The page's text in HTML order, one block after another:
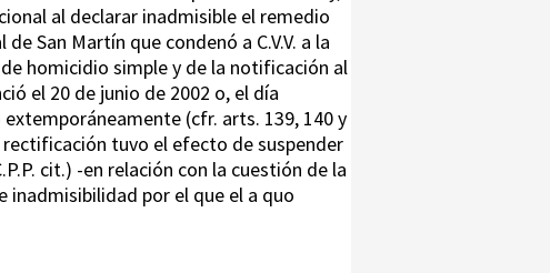
al declarar inadmisible el remedio
San Martín que condenó a C.V.V. a la
homicidio simple y de la notificación al
el 20 de junio de 2002 o, el día
(cfr. arts. 139, 140 y
rectificación tuvo el efecto de suspender
cit.) -en relación con la cuestión de la
por el que el a quo